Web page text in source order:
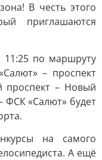
В честь этого
приглашаются
11:25 по маршруту
– проспект
проспект – Новый
ФСК «Салют» будет
на самого
А ещё